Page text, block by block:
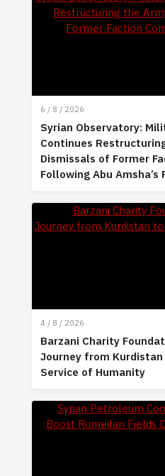
6 / 8 / 2026
Syrian Observatory:
Continues
Dismissals of Former
Following Abu Amsha’s
4 / 8 / 2026
Barzani Charity
Journey from
Service of Humanity